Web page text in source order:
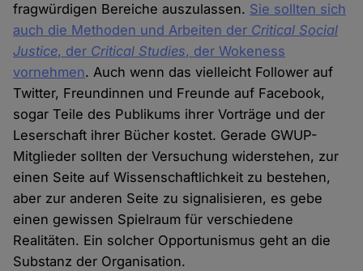
fragwürdigen Bereiche auszulassen. Sie sollten sich
auch die Methoden und Arbeiten der Critical Social
Justice, der Critical Studies, der Wokeness
vornehmen. Auch wenn das vielleicht Follower auf
Twitter, Freundinnen und Freunde auf Facebook,
sogar Teile des Publikums ihrer Vorträge und der
Leserschaft ihrer Bücher kostet. Gerade GWUP-
Mitglieder sollten der Versuchung widerstehen, zur
einen Seite auf Wissenschaftlichkeit zu bestehen,
aber zur anderen Seite zu signalisieren, es gebe
einen gewissen Spielraum für verschiedene
Realitäten. Ein solcher Opportunismus geht an die
Substanz der Organisation.